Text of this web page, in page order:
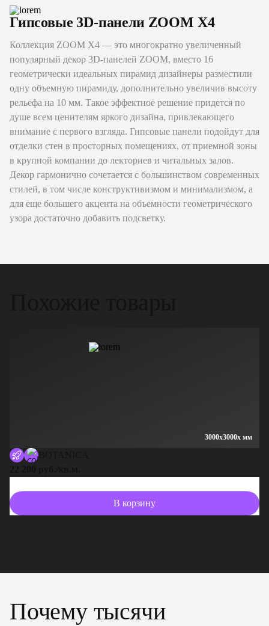
Гипсовые 3D-панели ZOOM X4
Коллекция ZOOM X4 — это многократно увеличенный
популярный декор 3D-панелей ZOOM, вместо 16
геометрически идеальных пирамид дизайнеры разместили
одну объемную пирамиду, дополнительно увеличив высоту
рельефа на 10 мм. Такое эффектное решение придется по
душе всем ценителям яркого дизайна, привлекающего
внимание с первого взгляда. Гипсовые панели подойдут для
отделки стен в просторных помещениях, от приемной зоны
в крупной компании до лекториев и читальных залов.
Декор гармонично сочетается с большинством современных
стилей, в том числе конструктивизмом и минимализмом, а
для еще большего акцента на объемности геометрического
узора достаточно добавить подсветку.
3000x3000x мм
В корзину
Почему тысячи